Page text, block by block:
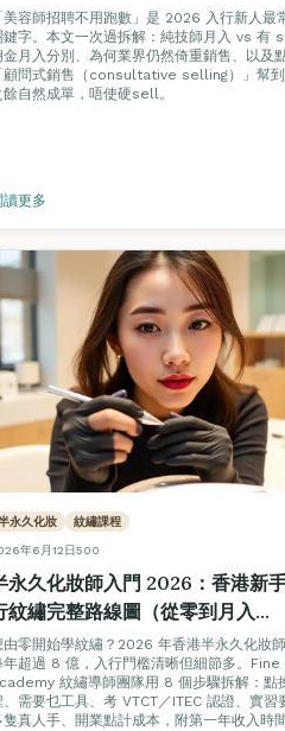
技術全拆解
美容師招聘不用跑數」是 2026 入行新人最
鍵字。本文一次過拆解：純技師月入 vs 有
金月入分別、為何業界仍然倚重銷售、以及
顧問式銷售（consultative selling）」幫到
餘自然成單，唔使硬sell。
讀更多
永久化妝 紋繡課程
年6月12日500
永久化妝師入門 2026：香港新
紋繡完整路線圖（從零到月入
＋）
由零開始學紋繡？2026 年香港半永久化妝
年超過 8 億，入行門檻清晰但細節多。
紋繡導師團隊用 8 個步驟拆解：點
、需要乜工具、考 VTCT／ITEC 認證、實習
隻真人手、開業點計成本，附第一年收入時間